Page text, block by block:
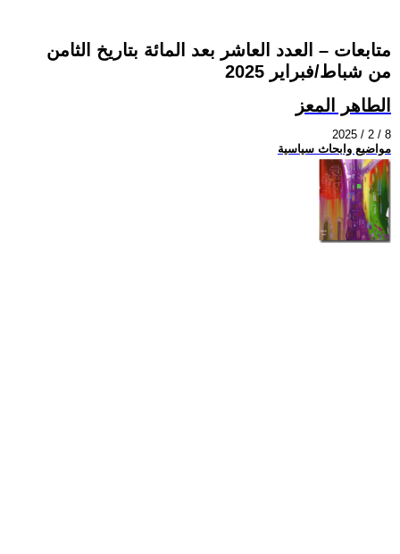
متابعات – العدد العاشر بعد المائة بتاريخ الثامن
من شباط/فبراير 2025
الطاهر المعز
2025 / 2 / 8
مواضيع وابحاث سياسية